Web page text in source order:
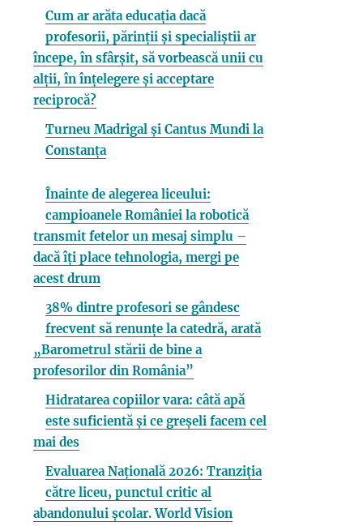
Cum ar arăta educația dacă
profesorii, părinții și specialiștii ar
începe, în sfârșit, să vorbească unii cu
alții, în înțelegere și acceptare
reciprocă?
Turneu Madrigal și Cantus Mundi la
Constanța
Înainte de alegerea liceului:
campioanele României la robotică
transmit fetelor un mesaj simplu –
dacă îți place tehnologia, mergi pe
acest drum
38% dintre profesori se gândesc
frecvent să renunțe la catedră, arată
„Barometrul stării de bine a
profesorilor din România”
Hidratarea copiilor vara: câtă apă
este suficientă și ce greșeli facem cel
mai des
Evaluarea Națională 2026: Tranziția
către liceu, punctul critic al
abandonului școlar. World Vision